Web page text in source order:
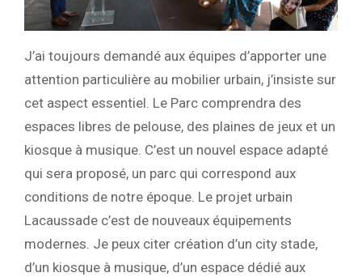
J’ai toujours demandé aux équipes d’apporter une
attention particulière au mobilier urbain, j’insiste sur
cet aspect essentiel. Le Parc comprendra des
espaces libres de pelouse, des plaines de jeux et un
kiosque à musique. C’est un nouvel espace adapté
qui sera proposé, un parc qui correspond aux
conditions de notre époque. Le projet urbain
Lacaussade c’est de nouveaux équipements
modernes. Je peux citer création d’un city stade,
d’un kiosque à musique, d’un espace dédié aux